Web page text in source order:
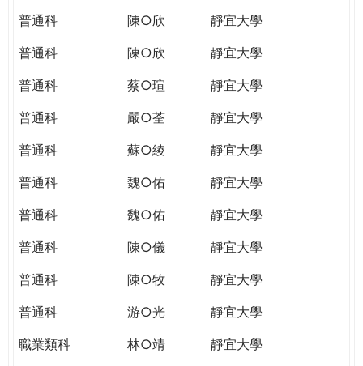
普通科
陳○欣
靜宜大學
普通科
陳○欣
靜宜大學
普通科
蔡○瑄
靜宜大學
普通科
嚴○荃
靜宜大學
普通科
蘇○綾
靜宜大學
普通科
魏○佑
靜宜大學
普通科
魏○佑
靜宜大學
普通科
陳○儀
靜宜大學
普通科
陳○牧
靜宜大學
普通科
游○光
靜宜大學
職業類科
林○靖
靜宜大學